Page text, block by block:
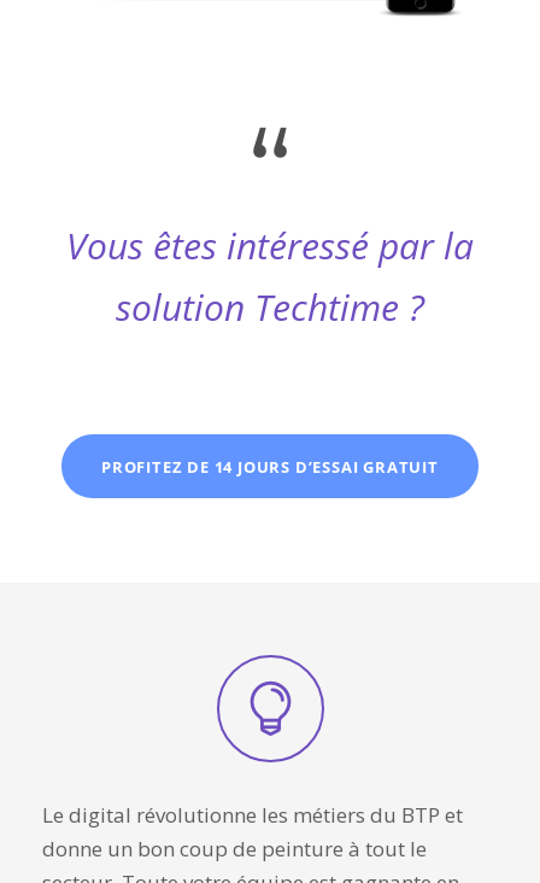
“
Vous êtes intéressé par la
solution Techtime ?
PROFITEZ DE 14 JOURS D’ESSAI GRATUIT
Le digital révolutionne les métiers du BTP et
donne un bon coup de peinture à tout le